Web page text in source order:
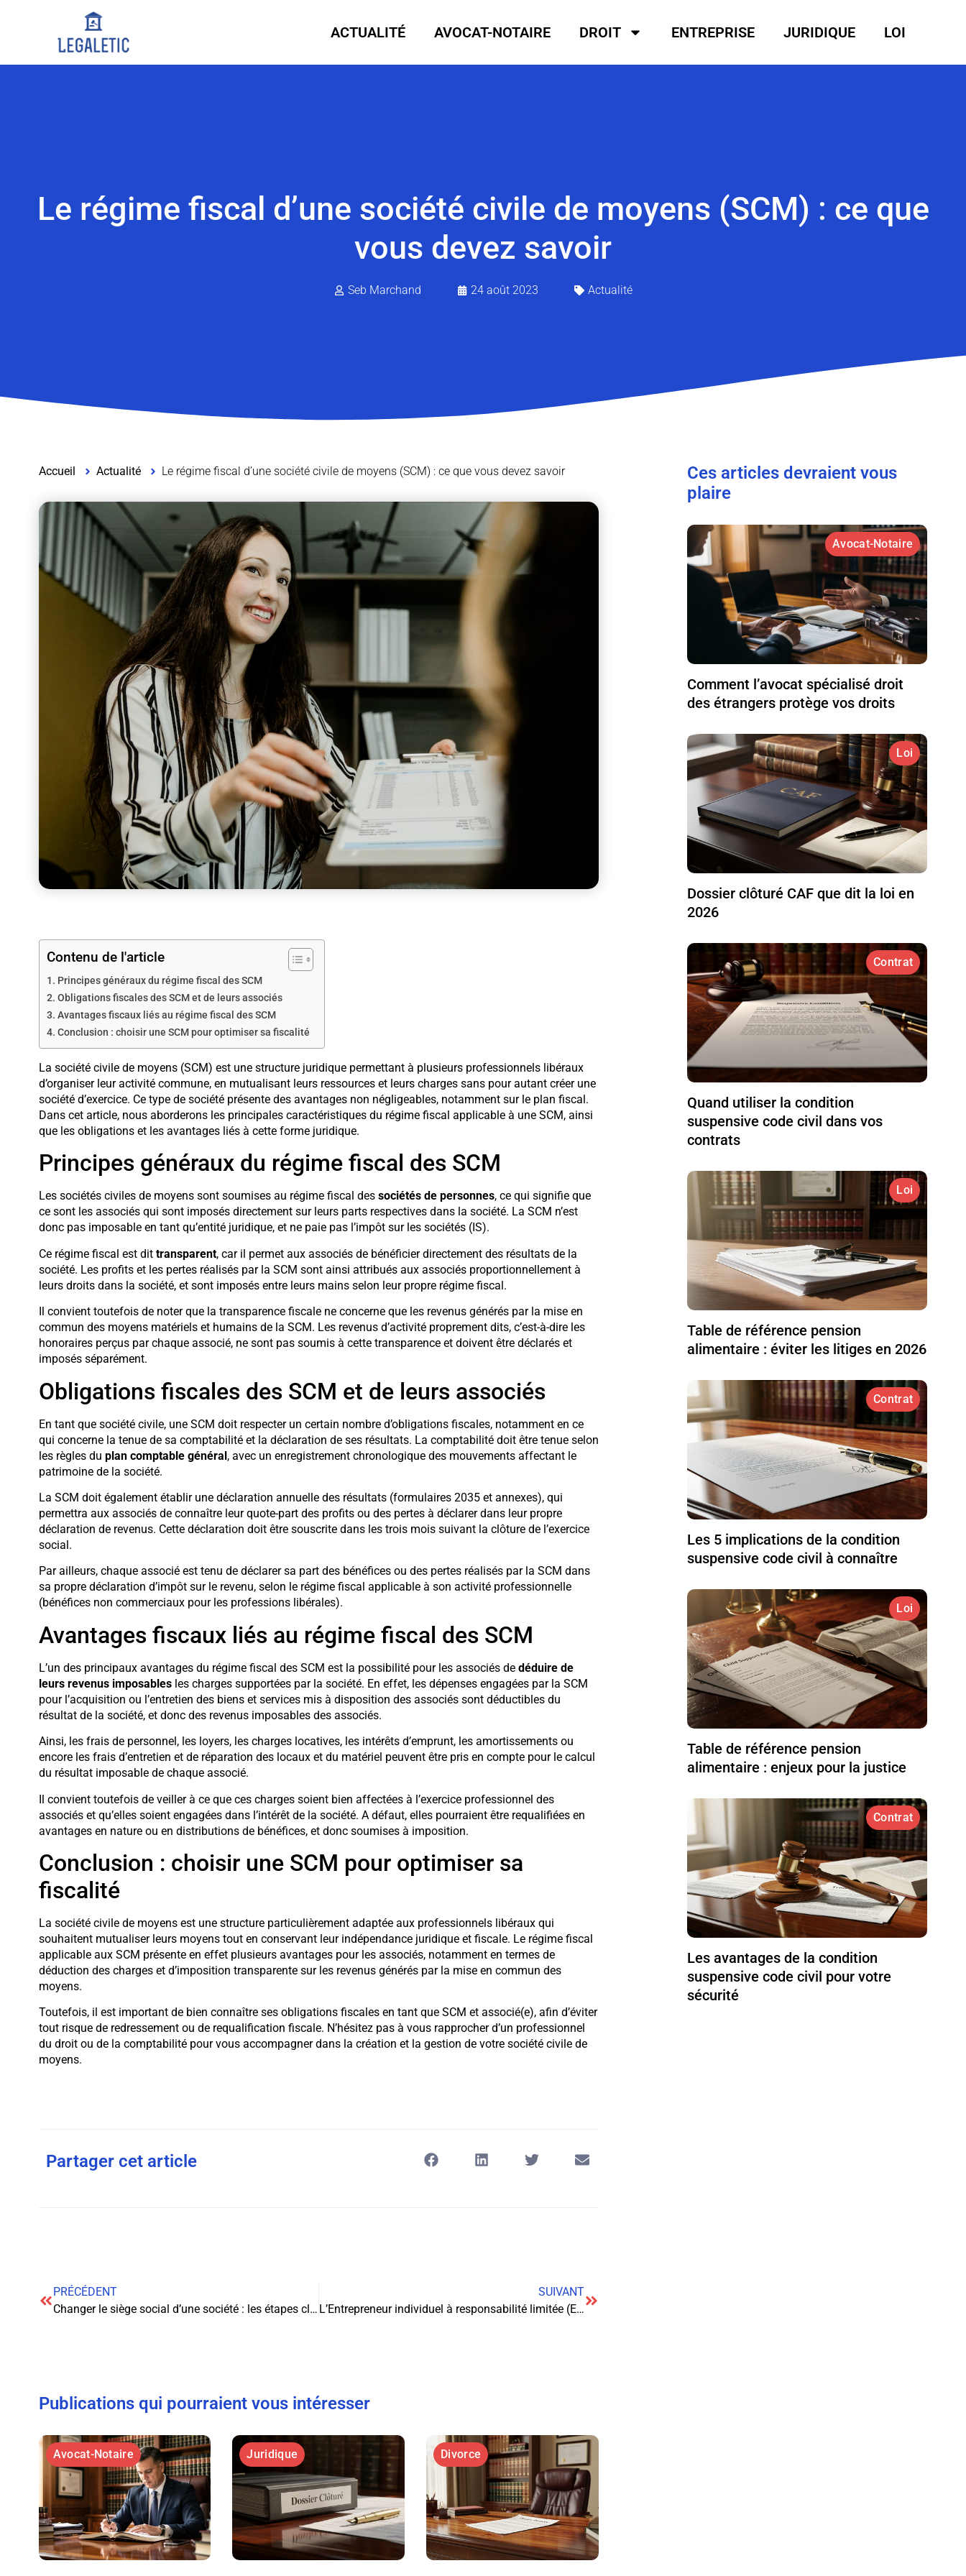
ACTUALITÉ AVOCAT-NOTAIRE DROIT ENTREPRISE JURIDIQUE LOI
Le régime fiscal d’une société civile de moyens (SCM) : ce que
vous devez savoir
Seb Marchand 24 août 2023 Actualité
Accueil Actualité Le régime fiscal d’une société civile de moyens (SCM) : ce que vous devez savoir
Contenu de l'article
Principes généraux du régime fiscal des SCM
Obligations fiscales des SCM et de leurs associés
Avantages fiscaux liés au régime fiscal des SCM
Conclusion : choisir une SCM pour optimiser sa fiscalité
La société civile de moyens (SCM) est une structure juridique permettant à plusieurs professionnels libéraux
d’organiser leur activité commune, en mutualisant leurs ressources et leurs charges sans pour autant créer une
société d’exercice. Ce type de société présente des avantages non négligeables, notamment sur le plan fiscal.
Dans cet article, nous aborderons les principales caractéristiques du régime fiscal applicable à une SCM, ainsi
que les obligations et les avantages liés à cette forme juridique.
Principes généraux du régime fiscal des SCM
Les sociétés civiles de moyens sont soumises au régime fiscal des sociétés de personnes, ce qui signifie que
ce sont les associés qui sont imposés directement sur leurs parts respectives dans la société. La SCM n’est
donc pas imposable en tant qu’entité juridique, et ne paie pas l’impôt sur les sociétés (IS).
Ce régime fiscal est dit transparent, car il permet aux associés de bénéficier directement des résultats de la
société. Les profits et les pertes réalisés par la SCM sont ainsi attribués aux associés proportionnellement à
leurs droits dans la société, et sont imposés entre leurs mains selon leur propre régime fiscal.
Il convient toutefois de noter que la transparence fiscale ne concerne que les revenus générés par la mise en
commun des moyens matériels et humains de la SCM. Les revenus d’activité proprement dits, c’est-à-dire les
honoraires perçus par chaque associé, ne sont pas soumis à cette transparence et doivent être déclarés et
imposés séparément.
Obligations fiscales des SCM et de leurs associés
En tant que société civile, une SCM doit respecter un certain nombre d’obligations fiscales, notamment en ce
qui concerne la tenue de sa comptabilité et la déclaration de ses résultats. La comptabilité doit être tenue selon
les règles du plan comptable général, avec un enregistrement chronologique des mouvements affectant le
patrimoine de la société.
La SCM doit également établir une déclaration annuelle des résultats (formulaires 2035 et annexes), qui
permettra aux associés de connaître leur quote-part des profits ou des pertes à déclarer dans leur propre
déclaration de revenus. Cette déclaration doit être souscrite dans les trois mois suivant la clôture de l’exercice
social.
Par ailleurs, chaque associé est tenu de déclarer sa part des bénéfices ou des pertes réalisés par la SCM dans
sa propre déclaration d’impôt sur le revenu, selon le régime fiscal applicable à son activité professionnelle
(bénéfices non commerciaux pour les professions libérales).
Avantages fiscaux liés au régime fiscal des SCM
L’un des principaux avantages du régime fiscal des SCM est la possibilité pour les associés de déduire de
leurs revenus imposablesles charges supportées par la société. En effet, les dépenses engagées par la SCM
pour l’acquisition ou l’entretien des biens et services mis à disposition des associés sont déductibles du
résultat de la société, et donc des revenus imposables des associés.
Ainsi, les frais de personnel, les loyers, les charges locatives, les intérêts d’emprunt, les amortissements ou
encore les frais d’entretien et de réparation des locaux et du matériel peuvent être pris en compte pour le calcul
du résultat imposable de chaque associé.
Il convient toutefois de veiller à ce que ces charges soient bien affectées à l’exercice professionnel des
associés et qu’elles soient engagées dans l’intérêt de la société. A défaut, elles pourraient être requalifiées en
avantages en nature ou en distributions de bénéfices, et donc soumises à imposition.
Conclusion : choisir une SCM pour optimiser sa
fiscalité
La société civile de moyens est une structure particulièrement adaptée aux professionnels libéraux qui
souhaitent mutualiser leurs moyens tout en conservant leur indépendance juridique et fiscale. Le régime fiscal
applicable aux SCM présente en effet plusieurs avantages pour les associés, notamment en termes de
déduction des charges et d’imposition transparente sur les revenus générés par la mise en commun des
moyens.
Toutefois, il est important de bien connaître ses obligations fiscales en tant que SCM et associé(e), afin d’éviter
tout risque de redressement ou de requalification fiscale. N’hésitez pas à vous rapprocher d’un professionnel
du droit ou de la comptabilité pour vous accompagner dans la création et la gestion de votre société civile de
moyens.
Partager cet article
PRÉCÉDENT
Changer le siège social d’une société : les étapes clés pour réussir cette opération
SUIVANT
L’Entrepreneur individuel à responsabilité limitée (EIRL) : un statut avantageux pour les entrepreneurs
Publications qui pourraient vous intéresser
Avocat-Notaire Juridique Divorce
Ces articles devraient vous
plaire
Avocat-Notaire
Comment l’avocat spécialisé droit
des étrangers protège vos droits
Loi
Dossier clôturé CAF que dit la loi en
2026
Contrat
Quand utiliser la condition
suspensive code civil dans vos
contrats
Loi
Table de référence pension
alimentaire : éviter les litiges en 2026
Contrat
Les 5 implications de la condition
suspensive code civil à connaître
Loi
Table de référence pension
alimentaire : enjeux pour la justice
Contrat
Les avantages de la condition
suspensive code civil pour votre
sécurité